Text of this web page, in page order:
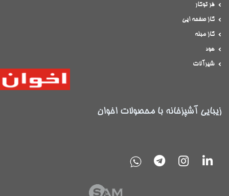
فر توکار
گاز صفحه ایی
گاز مبله
هود
شیرآلات
زیبایی آشپزخانه با محصولات اخوان